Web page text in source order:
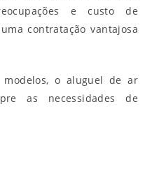
e custo de
contratação vantajosa
o aluguel de ar
as necessidades de